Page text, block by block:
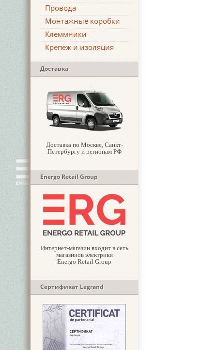
Провода
Монтажные коробки
Клеммники
Крепеж и изоляция
Доставка
Доставка по Москве, Санкт-
Петербургу и регионам РФ
Energo Retail Group
Интернет-магазин входит в сеть
магазинов электрики
Energo Retail Group
Сертификат Legrand